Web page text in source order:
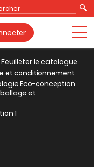
Feuilleter le catalogue
et conditionnement
Eco-conception
et
1